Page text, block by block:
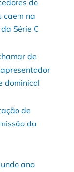
do
caem na
Série C
de
dominical
de
da
ano